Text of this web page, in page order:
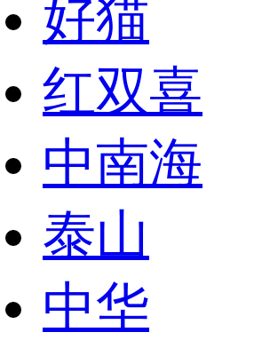
好猫
红双喜
中南海
泰山
中华